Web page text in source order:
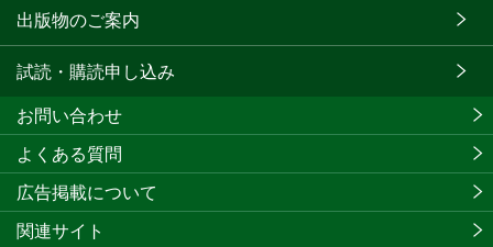
出版物のご案内
試読・購読申し込み
お問い合わせ
よくある質問
広告掲載について
関連サイト